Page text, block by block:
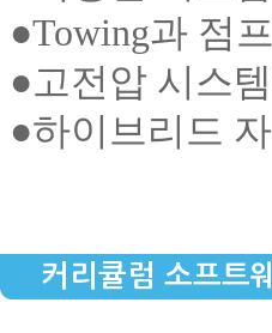
●Towing과 점
●고전압 시스
●하이브리드
커리큘럼 소프트